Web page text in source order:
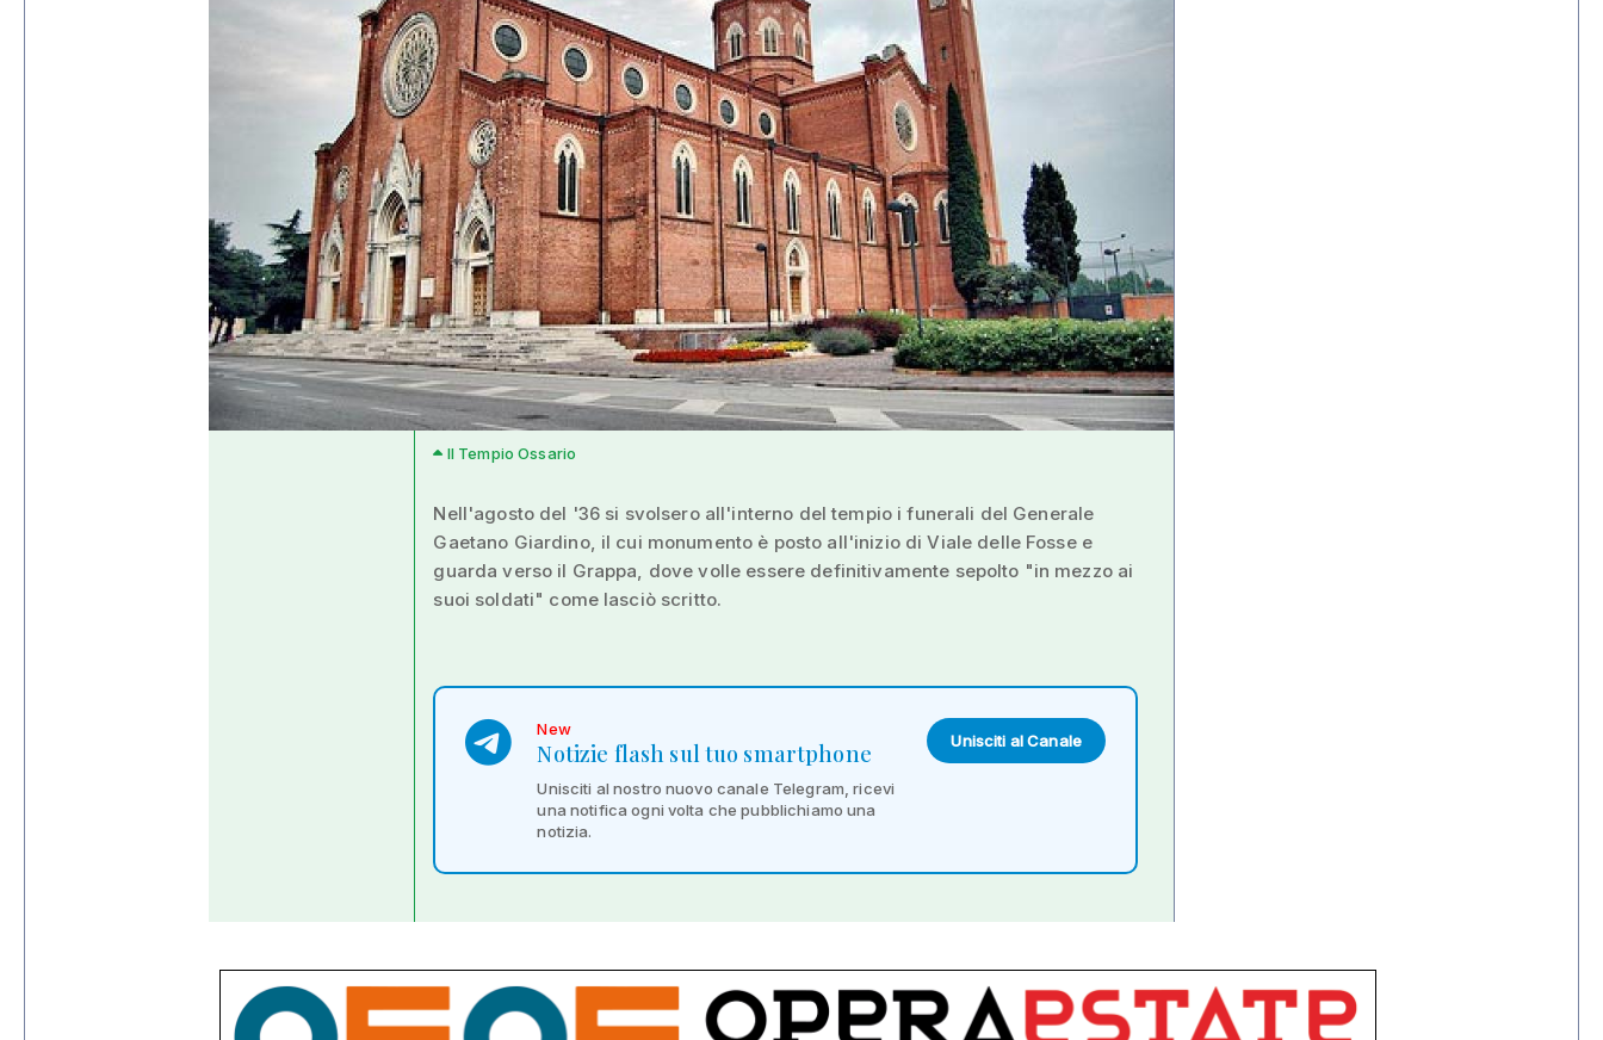
Il Tempio Ossario
Nell'agosto del '36 si svolsero all'interno del tempio i funerali del Generale
Gaetano Giardino, il cui monumento è posto all'inizio di Viale delle Fosse e
guarda verso il Grappa, dove volle essere definitivamente sepolto "in mezzo ai
suoi soldati" come lasciò scritto.
New
Notizie flash sul tuo smartphone
Unisciti al nostro nuovo canale Telegram, ricevi
una notifica ogni volta che pubblichiamo una
notizia.
Unisciti al Canale